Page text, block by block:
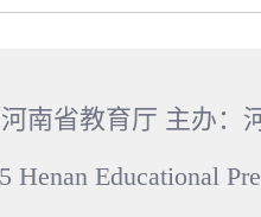
南省教育厅 主办：
Henan Educational